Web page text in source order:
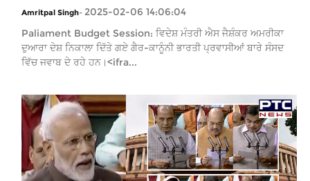
Amritpal Singh- 2025-02-06 14:06:04
Paliament Budget Session: ਵਿਦੇਸ਼ ਮੰਤਰੀ ਐਸ ਜੈਸ਼ੰਕਰ ਅਮਰੀਕਾ
ਦੁਆਰਾ ਦੇਸ਼ ਨਿਕਾਲਾ ਦਿੱਤੇ ਗਏ ਗੈਰ-ਕਾਨੂੰਨੀ ਭਾਰਤੀ ਪ੍ਰਵਾਸੀਆਂ ਬਾਰੇ ਸੰਸਦ
ਵਿੱਚ ਜਵਾਬ ਦੇ ਰਹੇ ਹਨ।<ifra...